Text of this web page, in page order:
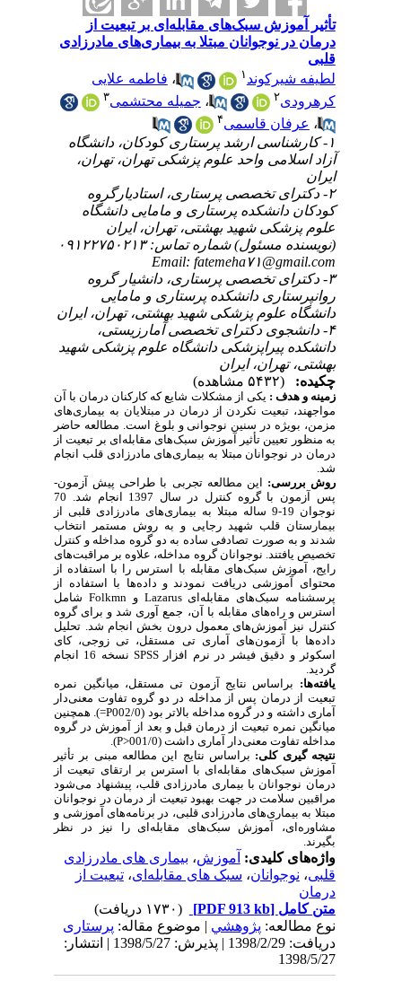
تأثیر آموزش سبک‌های مقابله‌ای بر تبعیت از
درمان در نوجوانان مبتلا به بیماری‌های مادرزادی
قلبی
لطیفه شیرکوند۱ ،فاطمه علایی
کرهرودی
،جمیله محتشمی
،عرفان قاسمی
۱- کارشناسی ارشد پرستاری کودکان، دانشگاه
آزاد اسلامی واحد علوم پزشکی تهران، تهران،
ایران
۲- دکترای تخصصی پرستاری، استادیارگروه
کودکان دانشکده پرستاری و مامایی دانشگاه
علوم پزشکی شهید بهشتی، تهران، ایران
(نویسنده مسئول) شماره تماس: ۰۹۱۲۲۷۵۰۲۱۳
Email: fatemeha۷۱@gmail.com
۳- دکترای تخصصی پرستاری، دانشیار گروه
روانپرستاری دانشکده پرستاری و مامایی
دانشگاه علوم پزشکی شهید بهشتی، تهران، ایران
۴- دانشجوی دکترای تخصصی آمارزیستی،
دانشکده پیراپزشکی دانشگاه علوم پزشکی شهید
بهشتی، تهران، ایران
چکیده:
زمینه و هدف :یکی از مشکلات شایع که کارکنان درمان با آن
مواجهند، تبعیت نکردن از درمان در مبتلایان به بیماری‌های
مزمن، بویژه در سنین نوجوانی و بلوغ است.مطالعه حاضر
به منظور تعیین تأثیر آموزش سبک‌های مقابله‌ایبر تبعیت از
درماندر نوجوانان مبتلا به بیماری‌های مادرزادی قلب انجام
شد.
روش بررسی:این مطالعه تجربی با طراحی پیش آزمون-
پس آزمون با گروه کنترل در سال 1397 انجام شد. 70
نوجوان 19-9 ساله مبتلا به بیماری‌های مادرزادی قلبی از
بیمارستان قلب شهید رجایی و به روش مستمر انتخاب
شدند و به صورت تصادفی ساده به دو گروه مداخله و کنترل
تخصیص یافتند. نوجوانان گروه مداخله، علاوه بر مراقبت‌های
رایج، آموزش سبک‌های مقابله با استرس را با استفاده از
محتوای آموزشی دریافت نمودند و داده‌ها با استفاده از
پرسشنامه سبک‌های مقابله‌ایLazarusوFolkmnشامل
استرس و راه‌های مقابله با آن، جمع آوری شد و برای گروه
کنترل نیز آموزش‌های معمول درون بخش انجام شد. تحلیل
داده‌ها با آزمون‌های آماری تی مستقل، تی زوجی، کای
اسکوئر و دقیق فیشر در نرم افزارSPSS
نسخه 16 انجام
گردید.
یافته‌ها:براساس نتایجآزمون تی مستقل، میانگین نمره
تبعیت از درمان پس از مداخله در دو گروه تفاوت معنی‌دار
آماری داشته و در گروه مداخله بالاتر بود (002/0
P
=). همچنین
میانگین نمره تبعیت از درمان قبل و بعد از آموزش در گروه
مداخله تفاوت معنی‌دار آماری داشت (001/0<
P
).
نتیجه گیری کلی:براساس نتایج این مطالعه مبنی بر تأثیر
آموزش سبک‌های مقابله‌ای با استرس بر ارتقای تبعیت از
درمان نوجوانان با بیماری مادرزادی قلب، پیشنهاد می‌شود
مراقبین سلامت در جهت بهبود تبعیت از درمان در نوجوانان
مبتلا به بیماری‌های مادرزادی قلبی، در برنامه‌های آموزشی و
مشاوره‌ای، آموزش سبک‌های مقابله‌ای را نیز در نظر
بگیرند.
واژه‌های کلیدی:آموزش،بیماری های‌ مادرزادی
قلبی،نوجوانان،سبک های مقابله‌ای،تبعیت از
درمان
متن کامل[PDF 913 kb]
نوع مطالعه:پژوهشي| موضوع مقاله:پرستاری
دریافت: 1398/2/29 | پذیرش: 1398/5/27 | انتشار:
1398/5/27